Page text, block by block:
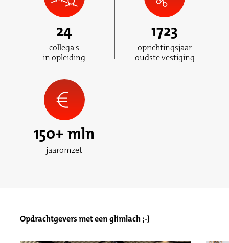
24
collega's
in opleiding
1723
oprichtingsjaar
oudste vestiging
150+ mln
jaaromzet
Opdrachtgevers met een glimlach ;-)